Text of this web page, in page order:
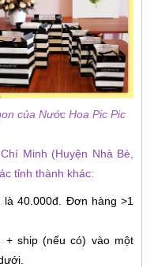
của Nước Hoa Pic Pic
Minh (Huyện Nhà Bè,
tỉnh thành khác:
40.000đ. Đơn hàng >1
+ ship (nếu có) vào một